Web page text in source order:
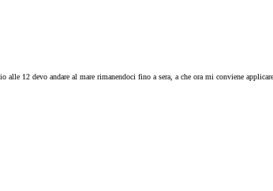
12 devo andare al mare rimanendoci fino a sera, a che ora mi conviene